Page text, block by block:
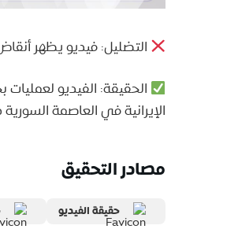
التضليل: فيديو يظهر
الحقيقة: الفيديو لعمليات
الإيرانية في العاصمة السورية
مصادر التحقيق
حقيقة الفيديو